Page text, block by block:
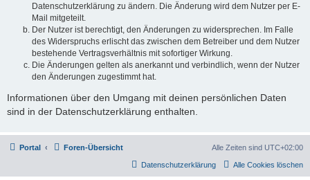
Datenschutzerklärung zu ändern. Die Änderung wird dem Nutzer per E-
Mail mitgeteilt.
Der Nutzer ist berechtigt, den Änderungen zu widersprechen. Im Falle
des Widerspruchs erlischt das zwischen dem Betreiber und dem Nutzer
bestehende Vertragsverhältnis mit sofortiger Wirkung.
Die Änderungen gelten als anerkannt und verbindlich, wenn der Nutzer
den Änderungen zugestimmt hat.
Informationen über den Umgang mit deinen persönlichen Daten
sind in der Datenschutzerklärung enthalten.
Portal Foren-Übersicht Alle Zeiten sind UTC+02:00
Alle Cookies löschen
Datenschutzerklärung